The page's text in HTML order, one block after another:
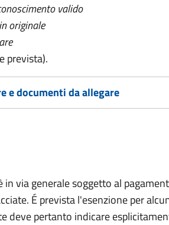
valido
originale
prevista).
e documenti da allegare
in via generale soggetto al
É prevista l'esenzione per
deve pertanto indicare